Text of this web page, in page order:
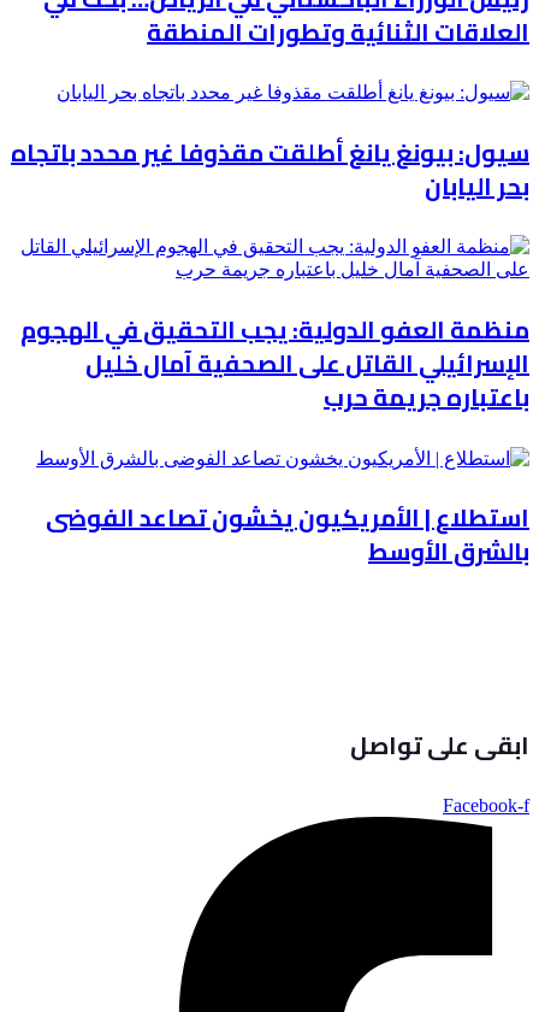
العلاقات الثنائية وتطورات المنطقة
سيول: بيونغ يانغ أطلقت مقذوفا غير محدد باتجاه
بحر اليابان
منظمة العفو الدولية: يجب التحقيق في الهجوم
الإسرائيلي القاتل على الصحفية آمال خليل
باعتباره جريمة حرب
استطلاع | الأمريكيون يخشون تصاعد الفوضى
بالشرق الأوسط
ابقى على تواصل
Facebook-f